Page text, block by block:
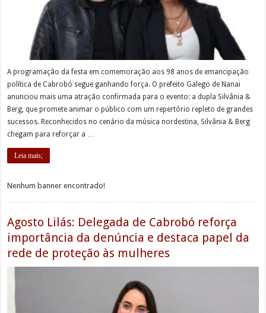
A programação da festa em comemoração aos 98 anos de emancipação
política de Cabrobó segue ganhando força. O prefeito Galego de Nanai
anunciou mais uma atração confirmada para o evento: a dupla Silvânia &
Berg, que promete animar o público com um repertório repleto de grandes
sucessos. Reconhecidos no cenário da música nordestina, Silvânia & Berg
chegam para reforçar a …
Leia mais;
Nenhum banner encontrado!
Agosto Lilás: Delegada de Cabrobó reforça
importância da denúncia e destaca papel da
rede de proteção às mulheres